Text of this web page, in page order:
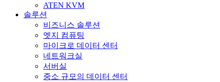
ATEN KVM
솔루션
비즈니스 솔루션
엣지 컴퓨팅
마이크로 데이터 센터
네트워크실
서버실
중소 규모의 데이터 센터